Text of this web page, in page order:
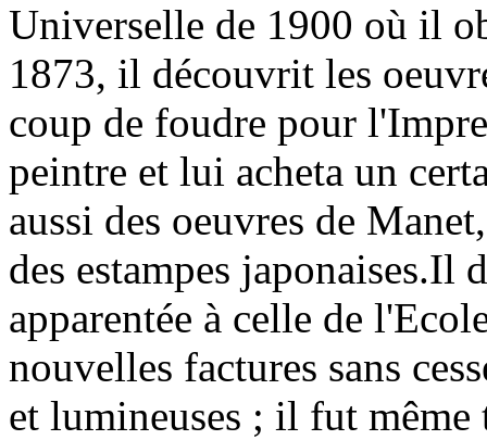
Universelle de 1900 où il
1873, il découvrit les
coup de foudre pour
peintre et lui acheta un
aussi des oeuvres de
des estampes japonaises.Il
apparentée à celle de
nouvelles factures sans
et lumineuses ; il fut